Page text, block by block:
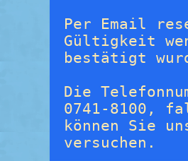
Per Email
Gültigkeit
bestätigt
Die
0741-8100,
können Sie
versuchen.